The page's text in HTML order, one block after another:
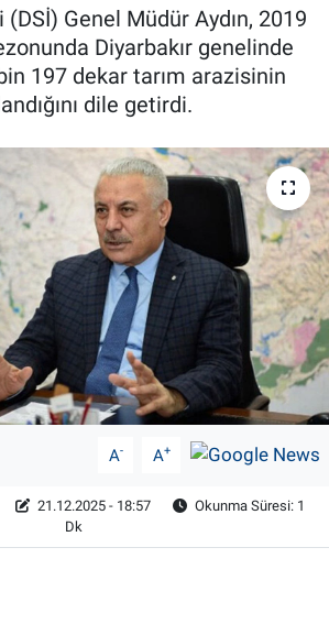
Genel Müdür Aydın, 2019
Diyarbakır genelinde
197 dekar tarım arazisinin
dile getirdi.
A- A+
21.12.2025 - 18:57
Okunma Süresi: 1
Dk
Kooperatifleri